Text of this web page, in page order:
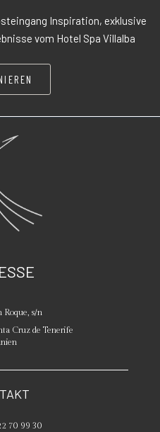
Inspiration, exklusive
vom Hotel Spa Villalba
Roque, s/n
Cruz de Tenerife
70 99 30